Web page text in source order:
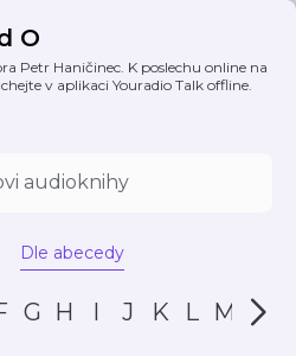
O
Petr Haničinec. K poslechu online na
v aplikaci Youradio Talk offline.
Dle abecedy
G H I J K L M N